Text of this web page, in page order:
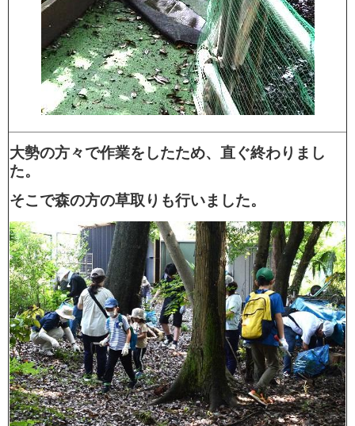
大勢の方々で作業をしたため、直ぐ終わりまし
た。
そこで森の方の草取りも行いました。